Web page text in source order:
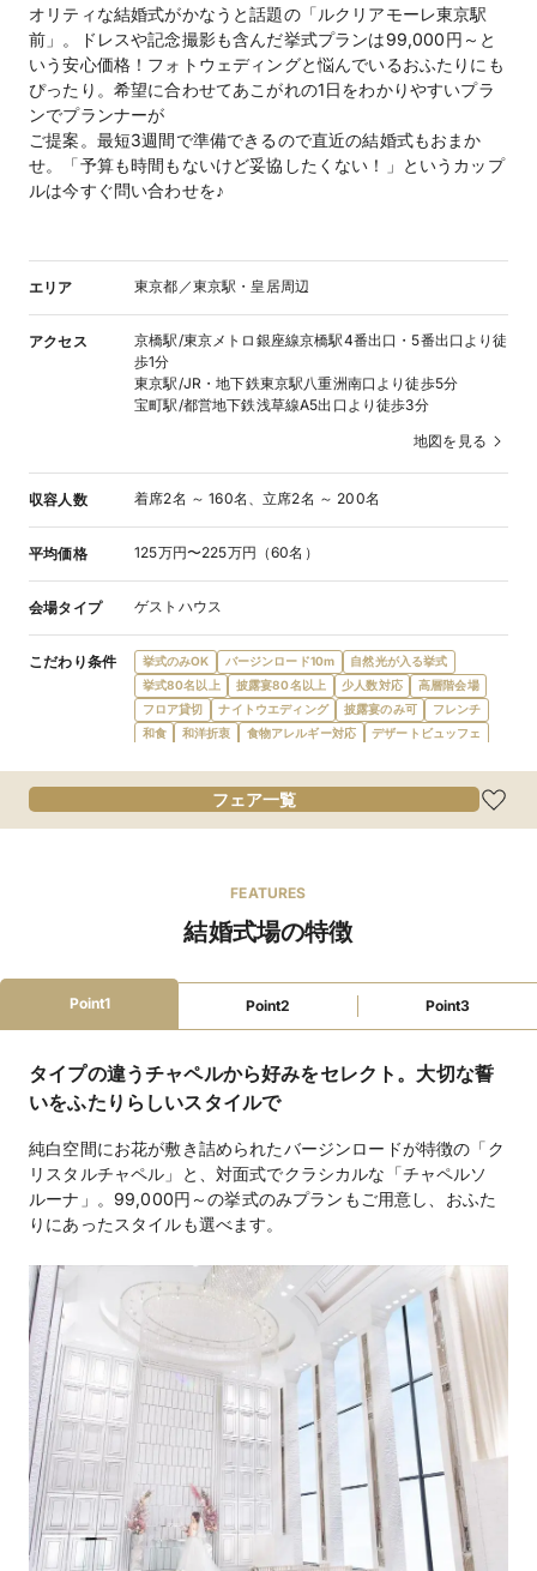
オリティな結婚式がかなうと話題の「ルクリアモーレ東京駅
前」。ドレスや記念撮影も含んだ挙式プランは99,000円～と
いう安心価格！フォトウェディングと悩んでいるおふたりにも
ぴったり。希望に合わせてあこがれの1日をわかりやすいプラ
ンでプランナーが
ご提案。最短3週間で準備できるので直近の結婚式もおまか
せ。「予算も時間もないけど妥協したくない！」というカップ
ルは今すぐ問い合わせを♪
エリア 東京都／東京駅・皇居周辺
アクセス
京橋駅/東京メトロ銀座線京橋駅4番出口・5番出口より徒
歩1分
東京駅/JR・地下鉄東京駅八重洲南口より徒歩5分
宝町駅/都営地下鉄浅草線A5出口より徒歩3分
地図を見る
収容人数 着席2名 ～ 160名、立席2名 ～ 200名
平均価格 125万円〜225万円（60名）
会場タイプ ゲストハウス
こだわり条件 挙式のみOK バージンロード10m
自然光が入る挙式
挙式80名以上
披露宴80名以上 少人数対応
高層階会場
フロア貸切
ナイトウエディング 披露宴のみ可
フレンチ
和食
和洋折衷 食物アレルギー対応
デザートビュッフェ
親族ゲスト衣装レンタル
親族着付あり
ローン利用可
駅徒歩5分 空港アクセス至便
新幹線停車駅
挙式スタイル
キリスト教式：2会場(最大130名)、人前式：2会場(最大
～
料）、引き出物 （有料）、引き菓子 （有料）、印刷物
（無料）、音源 （有料）、DVD （有料）、飲み物 （不
可）、ウエディングケーキ （不可）、カ
室、美容室、シャンデリア
フォトギャラリーを見る
宿泊施設 提携宿泊施設あり ※詳細はお問い合わせください
二次会 利用可能
支払方法 現金のみ、前払い
その他
高層階で眺めが自慢(目安10階以上)、ナイトウエディン
グ可（目安18時以降）
フェア一覧
FEATURES
結婚式場の特徴
Point1 Point2 Point3
タイプの違うチャペルから好みをセレクト。大切な誓
いをふたりらしいスタイルで
純白空間にお花が敷き詰められたバージンロードが特徴の「ク
リスタルチャペル」と、対面式でクラシカルな「チャペルソ
ルーナ」。99,000円～の挙式のみプランもご用意し、おふた
りにあったスタイルも選べます。